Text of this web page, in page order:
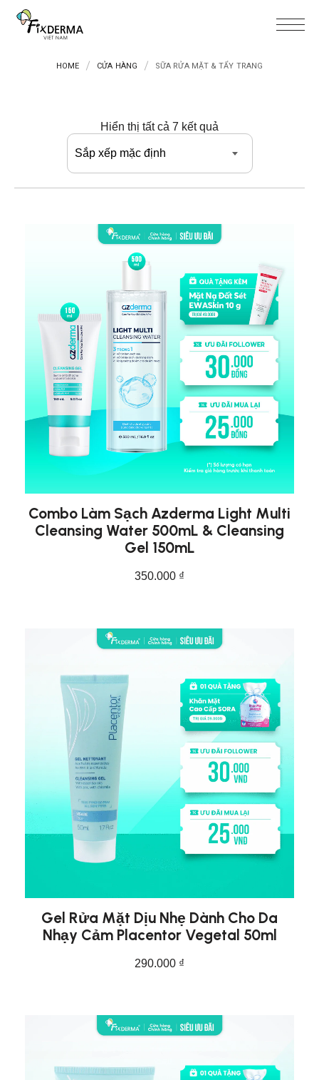
HOME CỬA HÀNG SỮA RỬA MẶT & TẨY TRANG
Hiển thị tất cả 7 kết quả
Sắp xếp mặc định
Combo Làm Sạch Azderma Light Multi
Cleansing Water 500mL & Cleansing
Gel 150mL
350.000 ₫
Gel Rửa Mặt Dịu Nhẹ Dành Cho Da
Nhạy Cảm Placentor Vegetal 50ml
290.000 ₫